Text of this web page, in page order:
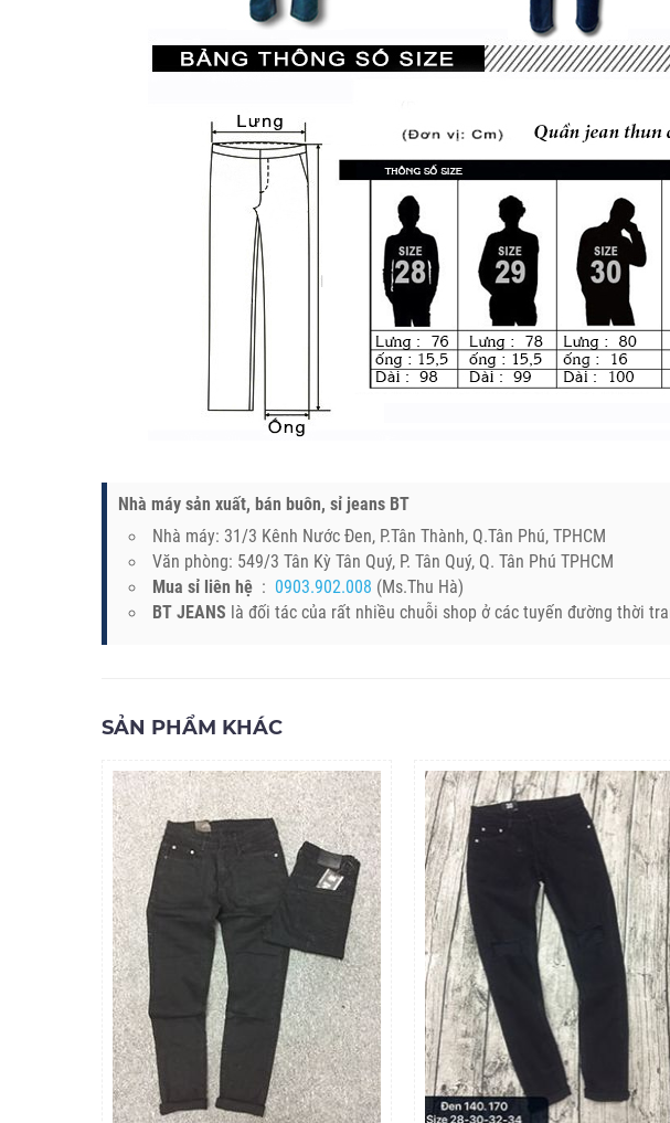
Nhà máy sản xuất, bán buôn, sỉ jeans BT
Nhà máy: 31/3 Kênh Nước Đen, P.Tân Thành, Q.Tân Phú, TPHCM
Văn phòng: 549/3 Tân Kỳ Tân Quý, P. Tân Quý, Q. Tân Phú TPHCM
Mua sỉ liên hệ : 0903.902.008 (Ms.Thu Hà)
BT JEANS là đối tác của rất nhiều chuỗi shop ở các tuyến đường thời
SẢN PHẨM KHÁC